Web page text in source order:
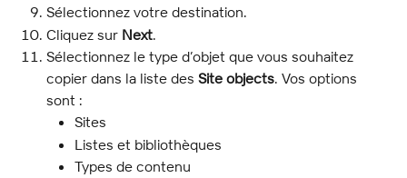
Sélectionnez votre destination.
Cliquez sur Next.
Sélectionnez le type d’objet que vous souhaitez
copier dans la liste des Site objects. Vos options
sont :
Sites
Listes et bibliothèques
Types de contenu